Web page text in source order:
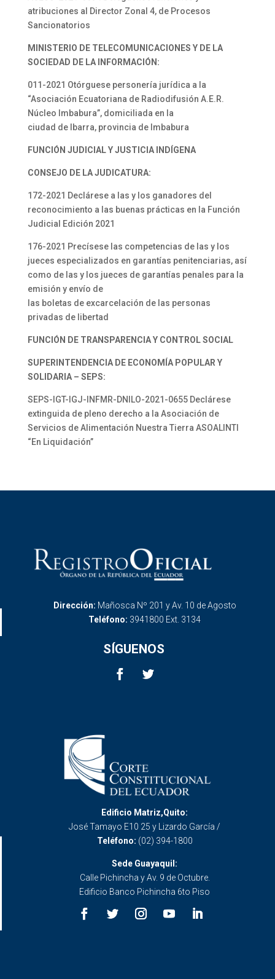
atribuciones al Director Zonal 4, de Procesos
Sancionatorios
MINISTERIO DE TELECOMUNICACIONES Y DE LA
SOCIEDAD DE LA INFORMACIÓN:
011-2021 Otórguese personería jurídica a la
“Asociación Ecuatoriana de Radiodifusión A.E.R.
Núcleo Imbabura”, domiciliada en la
ciudad de Ibarra, provincia de Imbabura
FUNCIÓN JUDICIAL Y JUSTICIA INDÍGENA
CONSEJO DE LA JUDICATURA:
172-2021 Declárese a las y los ganadores del
reconocimiento a las buenas prácticas en la Función
Judicial Edición 2021
176-2021 Precísese las competencias de las y los
jueces especializados en garantías penitenciarias, así
como de las y los jueces de garantías penales para la
emisión y envío de
las boletas de excarcelación de las personas
privadas de libertad
FUNCIÓN DE TRANSPARENCIA Y CONTROL SOCIAL
SUPERINTENDENCIA DE ECONOMÍA POPULAR Y
SOLIDARIA – SEPS:
SEPS-IGT-IGJ-INFMR-DNILO-2021-0655 Declárese
extinguida de pleno derecho a la Asociación de
Servicios de Alimentación Nuestra Tierra ASOALINTI
“En Liquidación”
Dirección: Mañosca Nº 201 y Av. 10 de Agosto
Teléfono: 3941800 Ext. 3134
SÍGUENOS
Edificio Matriz,Quito:
José Tamayo E10 25 y Lizardo García /
Teléfono: (02) 394-1800
Sede Guayaquil:
Calle Pichincha y Av. 9 de Octubre.
Edificio Banco Pichincha 6to Piso